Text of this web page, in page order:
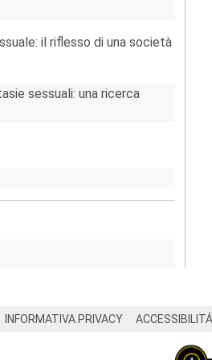
il riflesso di una società
sessuali: una ricerca
INFORMATIVA PRIVACY ACCESSIBILITÁ